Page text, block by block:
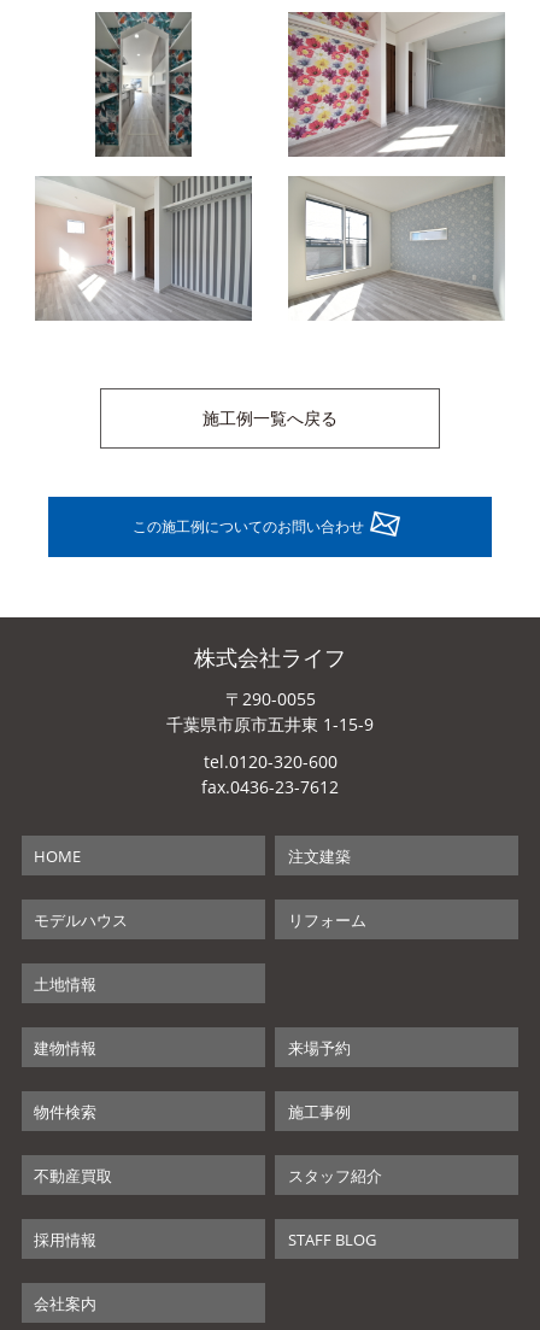
施工例一覧へ戻る
この施工例についてのお問い合わせ
株式会社ライフ
〒290-0055
千葉県市原市五井東 1-15-9
tel.0120-320-600
fax.0436-23-7612
HOME 注文建築
モデルハウス リフォーム
土地情報
建物情報 来場予約
物件検索 施工事例
不動産買取 スタッフ紹介
採用情報 STAFF BLOG
会社案内